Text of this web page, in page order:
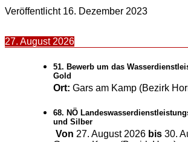
Veröffentlicht 16. Dezember 2023
27. August 2026
51. Bewerb um das
Gold
Ort: Gars am Kamp (Bezirk
68. NÖ
und Silber
Von 27. August 2026 bis 30.